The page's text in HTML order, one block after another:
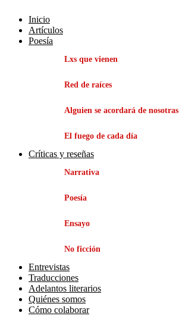
Inicio
Artículos
Poesía
Lxs que vienen
Red de raíces
Alguien se acordará de nosotras
El fuego de cada día
Críticas y reseñas
Narrativa
Poesía
Ensayo
No ficción
Entrevistas
Traducciones
Adelantos literarios
Quiénes somos
Cómo colaborar